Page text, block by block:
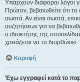
Υπάρχουν διάφοροι λόγοι
Πρώτον, βεβαιωθείτε ότι
σωστά. Αν είναι σωστά,
συζητήσεων για να
ο ιδιοκτήτης της
χρειάζεται να το διορθώσει.
Κορυφή
Έχω εγγραφεί κατά το